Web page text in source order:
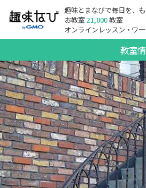
趣味とまなびで毎日を、
お教室21,000教室
オンラインレッスン・ワ
教室